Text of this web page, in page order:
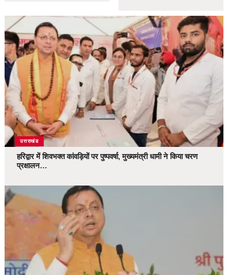
उत्तराखंड
हरिद्वार में शिवभक्त कांवड़ियों पर पुष्पवर्षा, मुख्यमंत्री धामी ने किया चरण
प्रक्षालन…